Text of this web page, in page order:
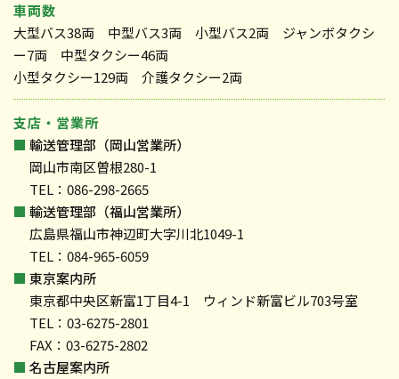
車両数
大型バス38両 中型バス3両 小型バス2両 ジャンボタクシ
ー7両 中型タクシー46両
小型タクシー129両 介護タクシー2両
支店・営業所
■ 輸送管理部（岡山営業所）
岡山市南区曽根280-1
TEL：086-298-2665
■ 輸送管理部（福山営業所）
広島県福山市神辺町大字川北1049-1
TEL：084-965-6059
■ 東京案内所
東京都中央区新富1丁目4-1 ウィンド新富ビル703号室
TEL：03-6275-2801
FAX：03-6275-2802
■ 名古屋案内所